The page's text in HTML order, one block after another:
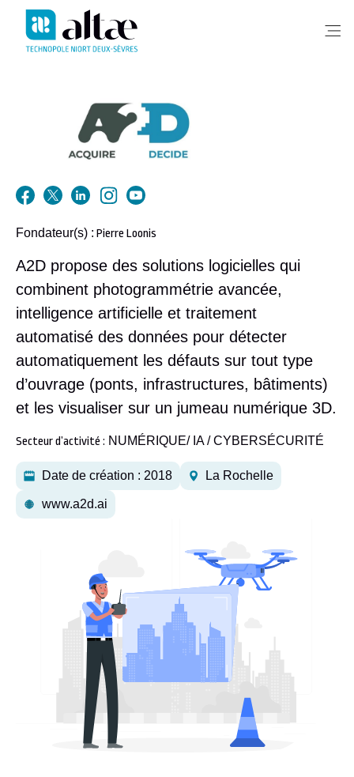
Fondateur(s) : Pierre Loonis
A2D propose des solutions logicielles qui
combinent photogrammétrie avancée,
intelligence artificielle et traitement
automatisé des données pour détecter
automatiquement les défauts sur tout type
d’ouvrage (ponts, infrastructures, bâtiments)
et les visualiser sur un jumeau numérique 3D.
Secteur d’activité : NUMÉRIQUE/ IA / CYBERSÉCURITÉ
Date de création : 2018 La Rochelle
www.a2d.ai